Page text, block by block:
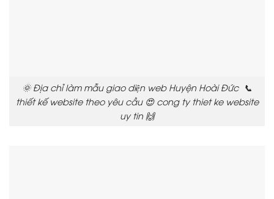
🌞 Địa chỉ làm mẫu giao diện web Huyện Hoài Đức 📞
thiết kế website theo yêu cầu 😍 cong ty thiet ke website
uy tin 🙌